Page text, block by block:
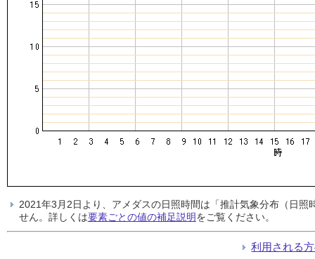
2021年3月2日より、アメダスの日照時間は「推計気象分布（日
せん。詳しくは要素ごとの値の補足説明をご覧ください。
利用される